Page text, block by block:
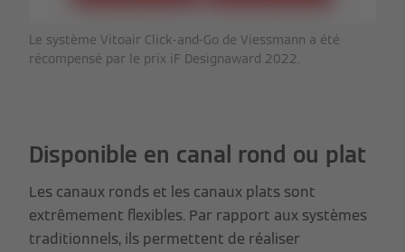
Le système Vitoair Click-and-Go de Viessmann a été
récompensé par le prix iF Designaward 2022.
Disponible en canal rond ou plat
Les canaux ronds et les canaux plats sont
extrêmement flexibles. Par rapport aux systèmes
traditionnels, ils permettent de réaliser